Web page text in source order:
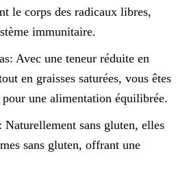
le corps des radicaux libres,
immunitaire.
Avec une teneur réduite en
en graisses saturées, vous êtes
une alimentation équilibrée.
Naturellement sans gluten, elles
sans gluten, offrant une